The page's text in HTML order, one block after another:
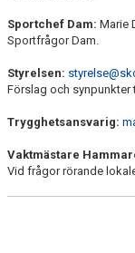
Sportchef Dam: Marie
Sportfrågor Dam.
Styrelsen:
Förslag och synpunkter
Trygghetsansvarig:
Vaktmästare
Vid frågor rörande